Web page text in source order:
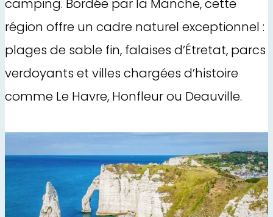
camping. Bordée par la Manche, cette
région offre un cadre naturel exceptionnel :
plages de sable fin, falaises d’Étretat, parcs
verdoyants et villes chargées d’histoire
comme Le Havre, Honfleur ou Deauville.